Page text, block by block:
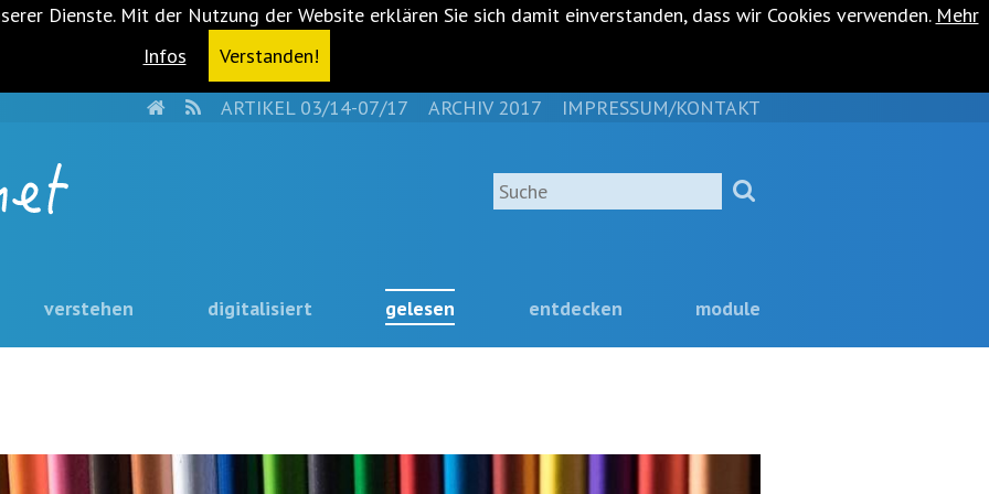
Dienste. Mit der Nutzung der Website erklären Sie sich damit einverstanden, dass wir Cookies verwenden. Mehr
Infos
Verstanden!
HOMERSSARTIKEL 03/14-07/17 ARCHIV 2017 IMPRESSUM/KONTAKT
Suche
verstehen digitalisiert gelesen entdecken module